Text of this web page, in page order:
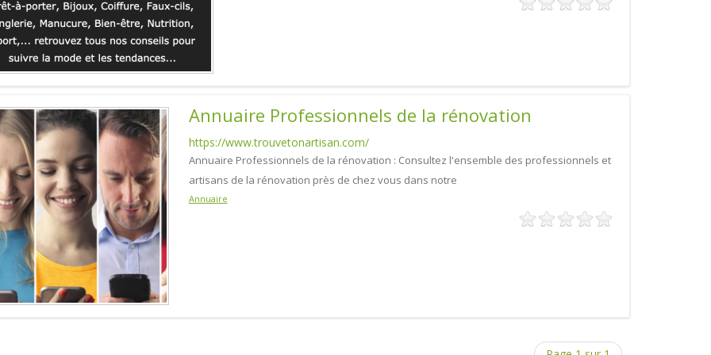
Annuaire Professionnels de la rénovation
https://www.trouvetonartisan.com/
Annuaire Professionnels de la rénovation : Consultez l'ensemble des professionnels et
artisans de la rénovation près de chez vous dans notre
Annuaire